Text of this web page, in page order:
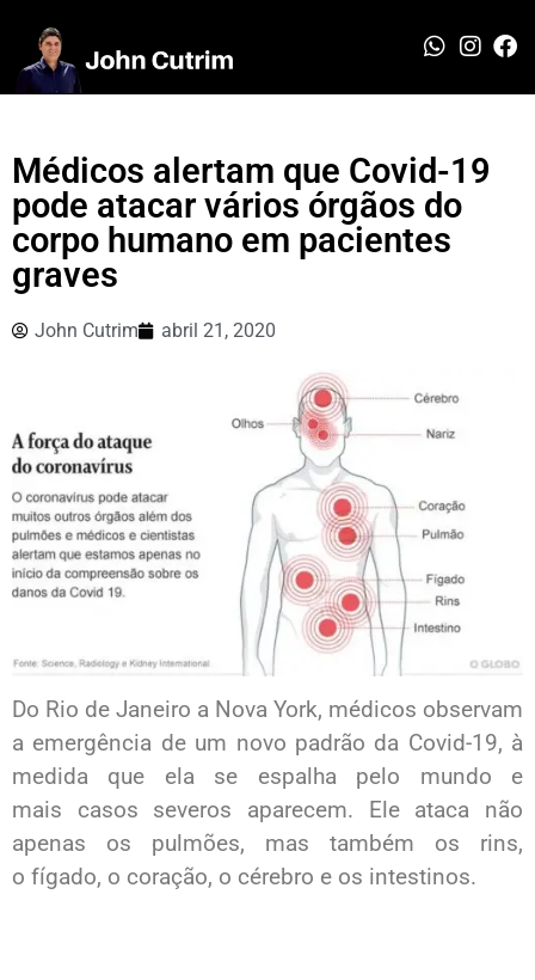
Médicos alertam que Covid-19
pode atacar vários órgãos do
corpo humano em pacientes
graves
John Cutrim abril 21, 2020
Do Rio de Janeiro a Nova York, médicos observam
a emergência de um novo padrão da Covid-19, à
medida que ela se espalha pelo mundo e
mais casos severos aparecem. Ele ataca não
apenas os pulmões, mas também os rins,
o fígado, o coração, o cérebro e os intestinos.